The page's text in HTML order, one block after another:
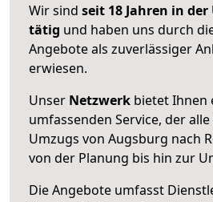
Wir sind seit 18 Jahren in
tätig und haben uns durch
Angebote als zuverlässiger
erwiesen.
Unser Netzwerk bietet Ihnen
umfassenden Service, der
Umzugs von Augsburg nach
von der Planung bis hin zur
Die Angebote umfasst